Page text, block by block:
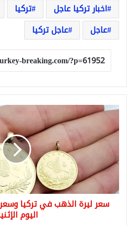
اخبار تركيا عاجل
تركيا
عاجل
عاجل تركيا
سعر
ليرة
الذهب
تركيا
وسعر
نصف
وربع
ليرة
الذهب
سعر ليرة الذهب في تركيا
اليوم